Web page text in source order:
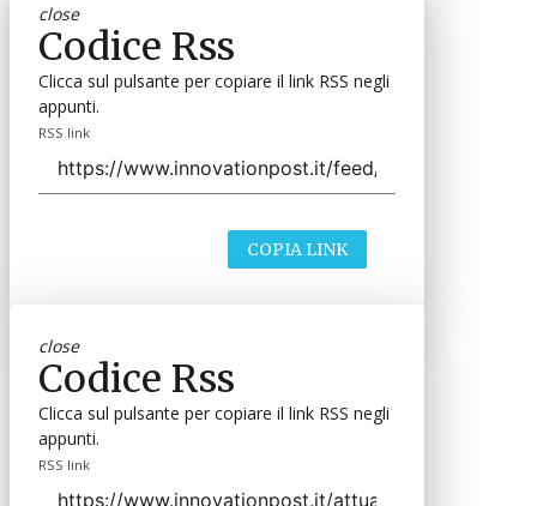
close
Codice Rss
Clicca sul pulsante per copiare il link RSS negli
appunti.
RSS link
COPIA LINK
close
Codice Rss
Clicca sul pulsante per copiare il link RSS negli
appunti.
RSS link